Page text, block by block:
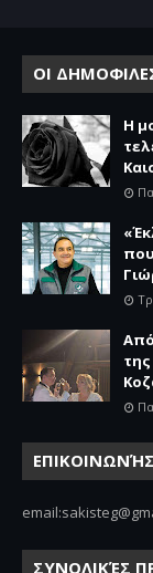
ΟΙ
Η
ΣΥΝΟΛΙΚΈΣ